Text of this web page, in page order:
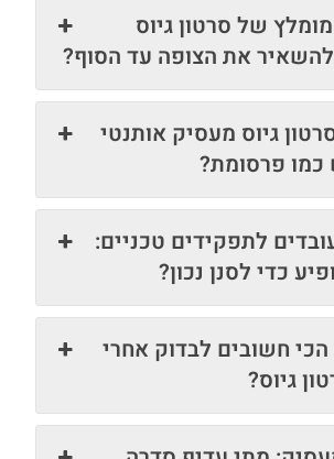
של סרטון גיוס
את הצופה עד הסוף?
גיוס מעסיק אותנטי
פרסומת?
לתפקידים טכניים:
כדי לסנן נכון?
חשובים לבדוק אחרי
גיוס?